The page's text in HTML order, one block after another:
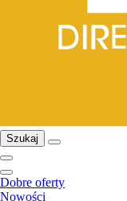
Szukaj
Dobre oferty
Nowości